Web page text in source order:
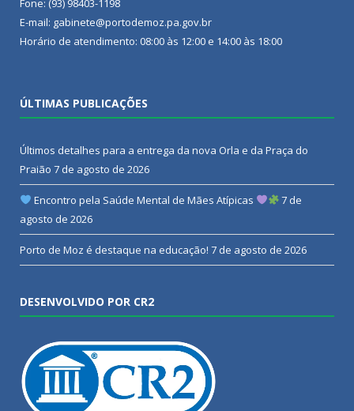
E-mail: gabinete@portodemoz.pa.gov.br
Horário de atendimento: 08:00 às 12:00 e 14:00 às 18:00
ÚLTIMAS PUBLICAÇÕES
Últimos detalhes para a entrega da nova Orla e da Praça do
Praião 7 de agosto de 2026
Encontro pela Saúde Mental de Mães Atípicas
7 de
agosto de 2026
Porto de Moz é destaque na educação! 7 de agosto de 2026
DESENVOLVIDO POR CR2